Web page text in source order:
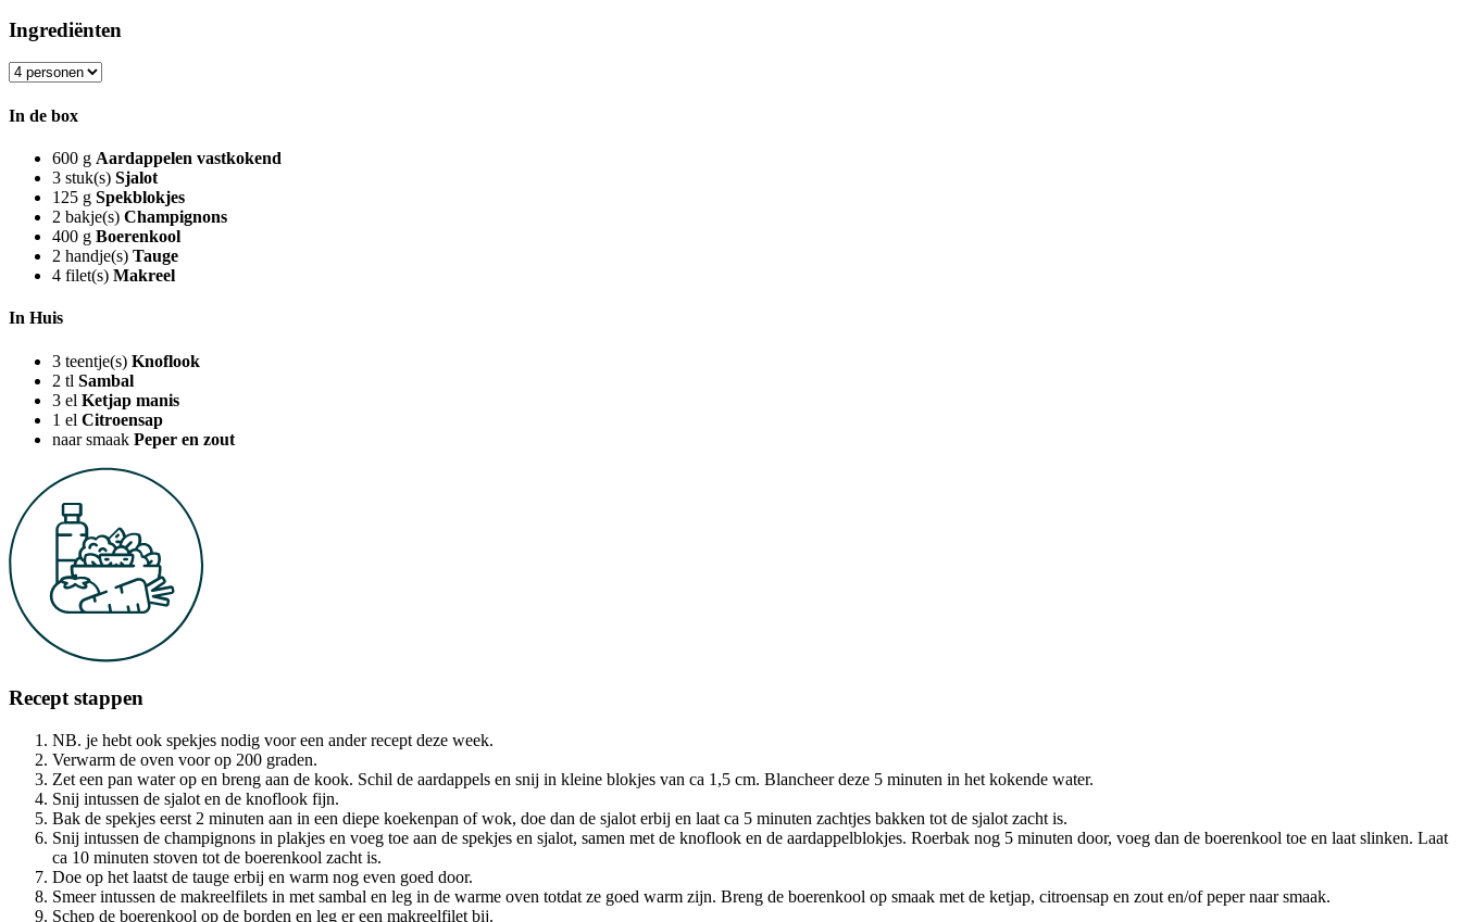
Ingrediënten
In de box
600 g Aardappelen vastkokend
3 stuk(s) Sjalot
125 g Spekblokjes
2 bakje(s) Champignons
400 g Boerenkool
2 handje(s) Tauge
4 filet(s) Makreel
In Huis
3 teentje(s) Knoflook
2 tl Sambal
3 el Ketjap manis
1 el Citroensap
naar smaak Peper en zout
Recept stappen
NB. je hebt ook spekjes nodig voor een ander recept deze week.
Verwarm de oven voor op 200 graden.
Zet een pan water op en breng aan de kook. Schil de aardappels en snij in kleine blokjes van ca 1,5 cm. Blancheer deze 5 minuten in het kokende water.
Snij intussen de sjalot en de knoflook fijn.
Bak de spekjes eerst 2 minuten aan in een diepe koekenpan of wok, doe dan de sjalot erbij en laat ca 5 minuten zachtjes bakken tot de sjalot zacht is.
Snij intussen de champignons in plakjes en voeg toe aan de spekjes en sjalot, samen met de knoflook en de aardappelblokjes. Roerbak nog 5 minuten door, voeg dan de boerenkool toe en laat slinken. Laat
ca 10 minuten stoven tot de boerenkool zacht is.
Doe op het laatst de tauge erbij en warm nog even goed door.
Smeer intussen de makreelfilets in met sambal en leg in de warme oven totdat ze goed warm zijn. Breng de boerenkool op smaak met de ketjap, citroensap en zout en/of peper naar smaak.
Schep de boerenkool op de borden en leg er een makreelfilet bij.